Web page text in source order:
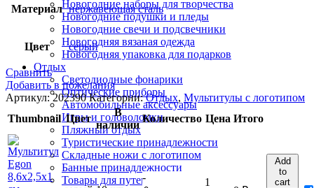
Новогодние наборы для творчества
Новогодние подушки и пледы
Новогодние свечи и подсвечники
Новогодняя вязаная одежда
Новогодняя упаковка для подарков
Отдых
Светодиодные фонарики
Оптические приборы
Автомобильные аксессуары
Игры и головоломки
Пляжный отдых
Туристические принадлежности
Складные ножи с логотипом
Банные принадлежности
Товары для путешествий
Материал нержавеющая сталь
Цвет серый
Сравнить
Добавить в пожелания
Артикул:202390Категории: Отдых, Мультитулы с логотипом
Thumbnail Цвет
В
наличии
Количество Цена Итого
-
1
Add
to
cart